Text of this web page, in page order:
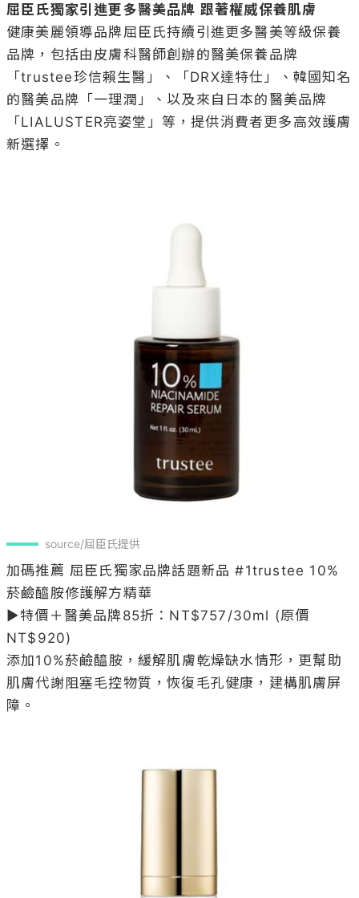
屈臣氏獨家引進更多醫美品牌 跟著權威保養肌膚
健康美麗領導品牌屈臣氏持續引進更多醫美等級保養
品牌，包括由皮膚科醫師創辦的醫美保養品牌
「trustee珍信賴生醫」、「DRX達特仕」、韓國知名
的醫美品牌「一理潤」、以及來自日本的醫美品牌
「LIALUSTER亮姿堂」等，提供消費者更多高效護膚
新選擇。
source/屈臣氏提供
加碼推薦 屈臣氏獨家品牌話題新品 #1trustee 10%
菸鹼醯胺修護解方精華
▶特價＋醫美品牌85折：NT$757/30ml (原價
NT$920)
添加10%菸鹼醯胺，緩解肌膚乾燥缺水情形，更幫助
肌膚代謝阻塞毛控物質，恢復毛孔健康，建構肌膚屏
障。